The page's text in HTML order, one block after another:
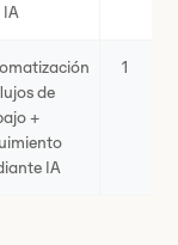
IA
de
+
IA
1